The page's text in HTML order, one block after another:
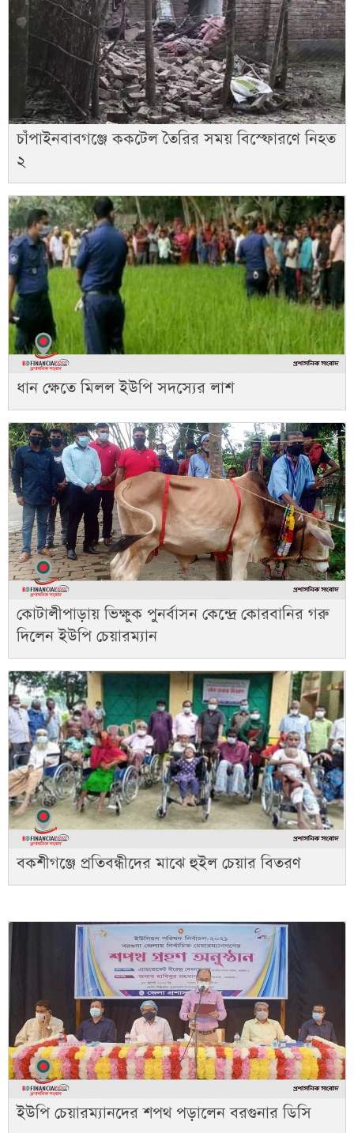
চাঁপাইনবাবগঞ্জে ককটেল তৈরির সময় বিস্ফোরণে নিহত
২
ধান ক্ষেতে মিলল ইউপি সদস্যের লাশ
কোটালীপাড়ায় ভিক্ষুক পুনর্বাসন কেন্দ্রে কোরবানির গরু
দিলেন ইউপি চেয়ারম্যান
বকশীগঞ্জে প্রতিবন্ধীদের মাঝে হুইল চেয়ার বিতরণ
ইউপি চেয়ারম্যানদের শপথ পড়ালেন বরগুনার ডিসি